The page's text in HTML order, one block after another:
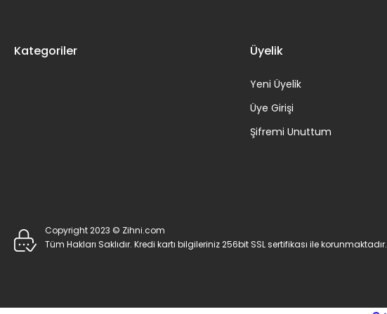
Kategoriler Üyelik
Yeni Üyelik
Üye Girişi
Şifremi Unuttum
Copyright 2023 © Zihni.com
Tüm Hakları Saklıdır. Kredi kartı bilgileriniz 256bit SSL sertifikası ile korunmaktadır.